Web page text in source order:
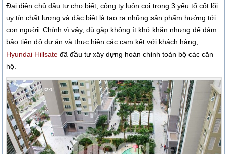
Đại diện chủ đầu tư cho biết, công ty luôn coi trọng 3 yếu tố cốt lõi:
uy tín chất lượng và đặc biệt là tạo ra những sản phẩm hướng tới
con người. Chính vì vậy, dù gặp không ít khó khăn nhưng để đảm
bảo tiến độ dự án và thực hiện các cam kết với khách hàng,
Hyundai Hillsate đã đầu tư xây dựng hoàn chỉnh toàn bộ các căn
hộ.